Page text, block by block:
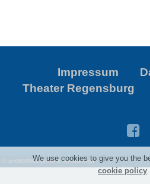
Impressum
Theater Regensburg
artWORKS print- & webdesign
We use cookies to give you the
cookie policy